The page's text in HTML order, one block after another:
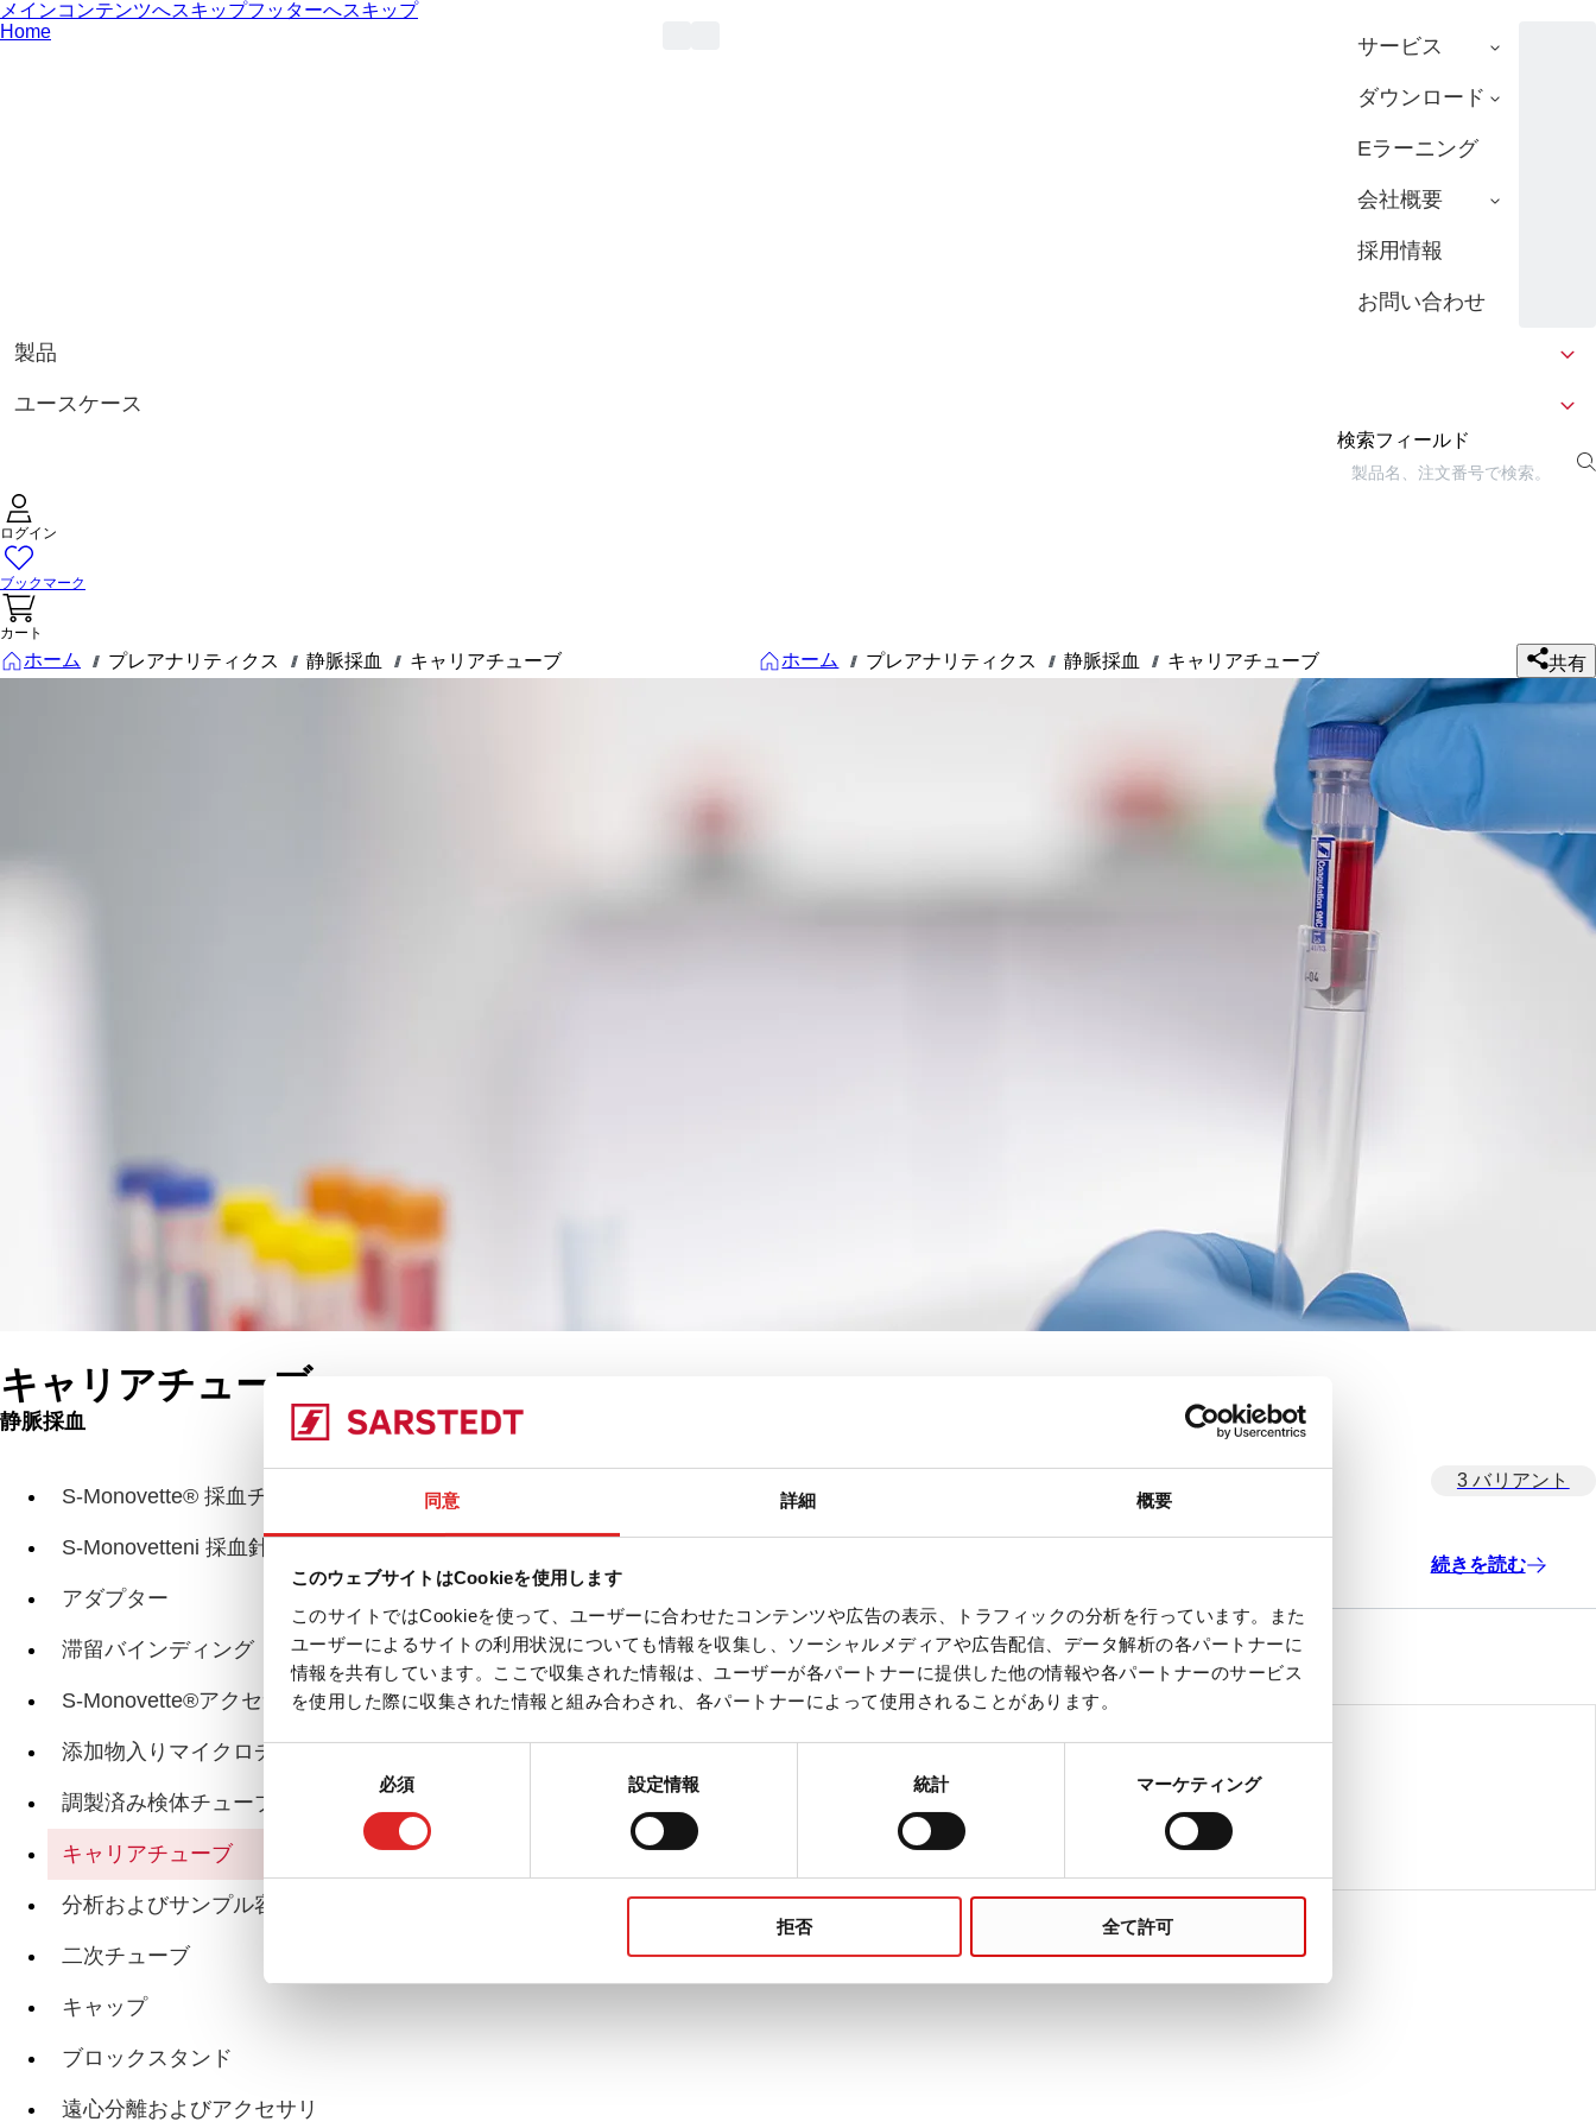
同意 詳細 概要
このウェブサイトはCookieを使用します
このサイトではCookieを使って、ユーザーに合わせたコンテンツや広告の表示、トラフィックの分析を行っています。また
ユーザーによるサイトの利用状況についても情報を収集し、ソーシャルメディアや広告配信、データ解析の各パートナーに
情報を共有しています。ここで収集された情報は、ユーザーが各パートナーに提供した他の情報や各パートナーのサービス
を使用した際に収集された情報と組み合わされ、各パートナーによって使用されることがあります。
同
の
必須 設定情報 統計 マーケティング
拒否 全て許可
メインコンテンツへスキップフッターへスキップ
Home
サービス
ダウンロード
Eラーニング
会社概要
採用情報
お問い合わせ
製品
ユースケース
検索フィールド
ログイン
ブックマーク
カート
ホーム /// プレアナリティクス /// 静脈採血 /// キャリアチューブ ホーム /// プレアナリティクス /// 静脈採血 /// キャリアチューブ 共有
キャリアチューブ
静脈採血
S-Monovette® 採血チューブ
S-Monovetteni 採血針
アダプター
滞留バインディング
S-Monovette®アクセサリー
添加物入りマイクロチューブ
調製済み検体チューブ
キャリアチューブ
分析およびサンプル容器
二次チューブ
キャップ
ブロックスタンド
遠心分離およびアクセサリ
製品
3 バリアント
続きを読む
関連ページ
SARSTEDT の革新的な前分析ソリューション
詳細はこちら プレアナリティクス ワークフロー